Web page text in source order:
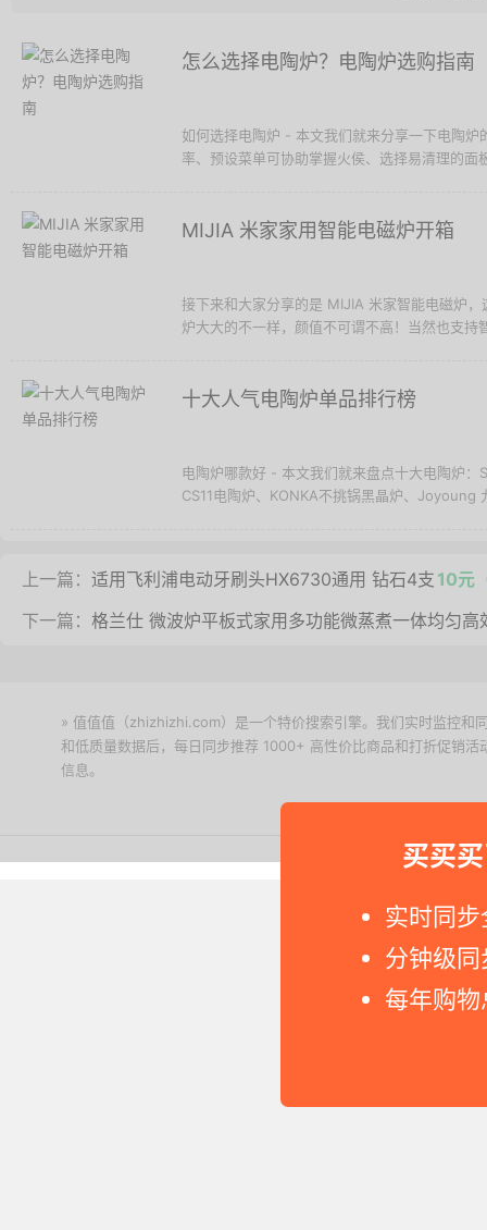
买买
实时同
分钟级
每年购
怎么选择电陶炉？电陶炉选购指南
如何选择电陶炉 - 本文我们就来分享一下电陶
率、预设菜单可协助掌握火侯、选择易清理的
MIJIA 米家家用智能电磁炉开箱
接下来和大家分享的是 MIJIA 米家智能电磁炉
炉大大的不一样，颜值不可谓不高！当然也支持
十大人气电陶炉单品排行榜
电陶炉哪款好 - 本文我们就来盘点十大电陶炉
CS11电陶炉、KONKA不挑锅黑晶炉、Joyoung
上一篇： 适用飞利浦电动牙刷头HX6730通用 钻石4支 10元
下一篇： 格兰仕 微波炉平板式家用多功能微蒸煮一体均匀高
» 值值值（zhizhizhi.com）是一个特价搜索引擎。我们实时监控和
和低质量数据后，每日同步推荐 1000+ 高性价比商品和打折促销
信息。
Copyright © 2011-2026 网购